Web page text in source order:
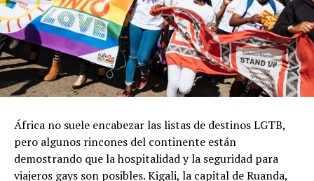
África no suele encabezar las listas de destinos LGTB,
pero algunos rincones del continente están
demostrando que la hospitalidad y la seguridad para
viajeros gays son posibles. Kigali, la capital de Ruanda,